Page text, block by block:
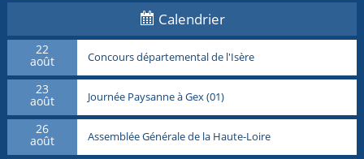
Calendrier
22
août Concours départemental de l'Isère
23
août Journée Paysanne à Gex (01)
26
août Assemblée Générale de la Haute-Loire